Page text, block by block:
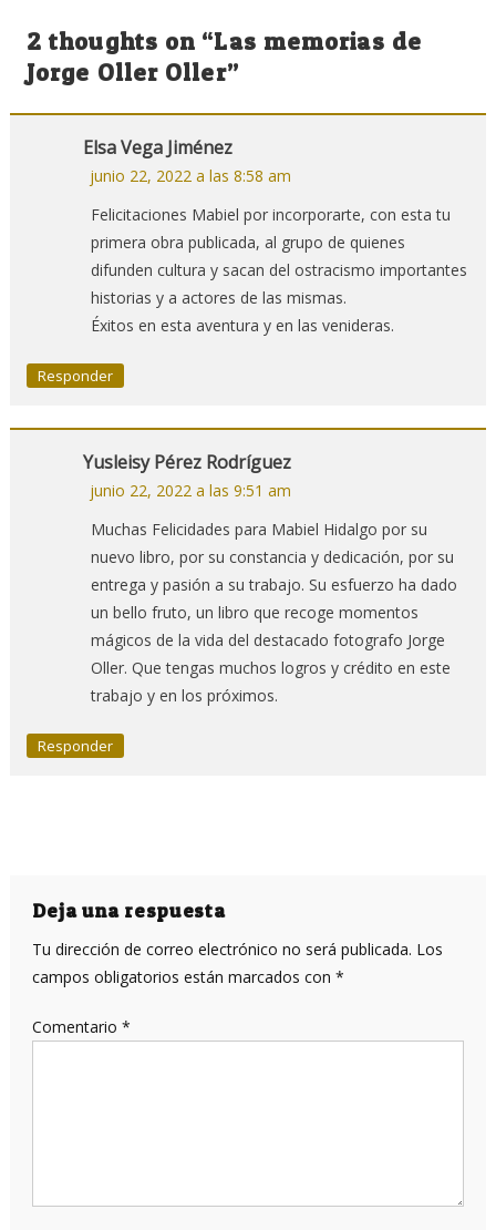
de
entradas
2 thoughts on “Las memorias de
Jorge Oller Oller”
Elsa Vega Jiménez
junio 22, 2022 a las 8:58 am
Felicitaciones Mabiel por incorporarte, con esta tu
primera obra publicada, al grupo de quienes
difunden cultura y sacan del ostracismo importantes
historias y a actores de las mismas.
Éxitos en esta aventura y en las venideras.
Responder
Yusleisy Pérez Rodríguez
junio 22, 2022 a las 9:51 am
Muchas Felicidades para Mabiel Hidalgo por su
nuevo libro, por su constancia y dedicación, por su
entrega y pasión a su trabajo. Su esfuerzo ha dado
un bello fruto, un libro que recoge momentos
mágicos de la vida del destacado fotografo Jorge
Oller. Que tengas muchos logros y crédito en este
trabajo y en los próximos.
Responder
Deja una respuesta
Tu dirección de correo electrónico no será publicada. Los
campos obligatorios están marcados con *
Comentario *